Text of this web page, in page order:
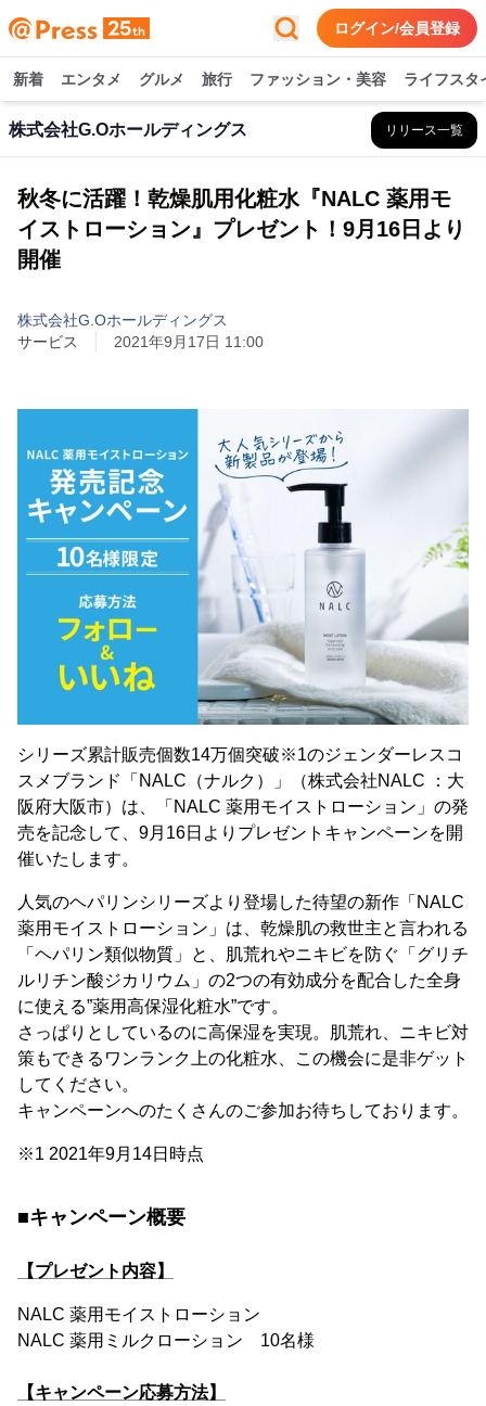
ログイン/会員登録
新着 エンタメ グルメ 旅行 ファッション・美容 ライフスタ
株式会社G.Oホールディングス リリース一覧
秋冬に活躍！乾燥肌用化粧水『NALC 薬用モ
イストローション』プレゼント！9月16日より
開催
株式会社G.Oホールディングス
サービス
2021年9月17日 11:00
シリーズ累計販売個数14万個突破※1のジェンダーレスコ
スメブランド「NALC（ナルク）」（株式会社NALC ：大
阪府大阪市）は、「NALC 薬用モイストローション」の発
売を記念して、9月16日よりプレゼントキャンペーンを開
催いたします。
人気のヘパリンシリーズより登場した待望の新作「NALC
薬用モイストローション」は、乾燥肌の救世主と言われる
「ヘパリン類似物質」と、肌荒れやニキビを防ぐ「グリチ
ルリチン酸ジカリウム」の2つの有効成分を配合した全身
に使える”薬用高保湿化粧水”です。
さっぱりとしているのに高保湿を実現。肌荒れ、ニキビ対
策もできるワンランク上の化粧水、この機会に是非ゲット
してください。
キャンペーンへのたくさんのご参加お待ちしております。
※1 2021年9月14日時点
■キャンペーン概要
【プレゼント内容】
NALC 薬用モイストローション
NALC 薬用ミルクローション 10名様
【キャンペーン応募方法】